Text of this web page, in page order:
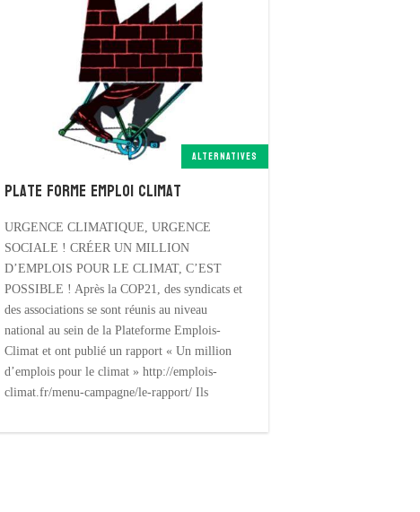
ALTERNATIVES
Plate forme emploi climat
URGENCE CLIMATIQUE, URGENCE
SOCIALE ! CRÉER UN MILLION
D’EMPLOIS POUR LE CLIMAT, C’EST
POSSIBLE ! Après la COP21, des syndicats et
des associations se sont réunis au niveau
national au sein de la Plateforme Emplois-
Climat et ont publié un rapport « Un million
d’emplois pour le climat » http://emplois-
climat.fr/menu-campagne/le-rapport/ Ils